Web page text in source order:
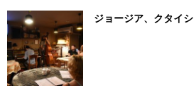
ジョージア、クタイシ